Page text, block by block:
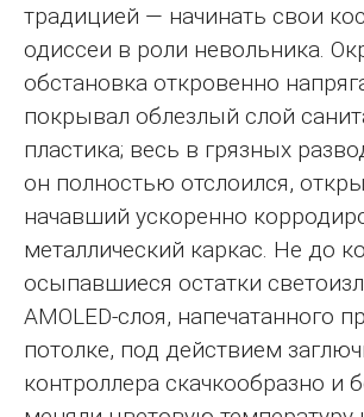
традицией — начинать свои
одиссеи в роли невольника.
обстановка откровенно
покрывал облезлый слой
пластика; весь в грязных
он полностью отслоился,
начавший ускоренно
металлический каркас. Не до
осыпавшиеся остатки
AMOLED-слоя, напечатанного
потолке, под действием
контроллера скачкообразно и